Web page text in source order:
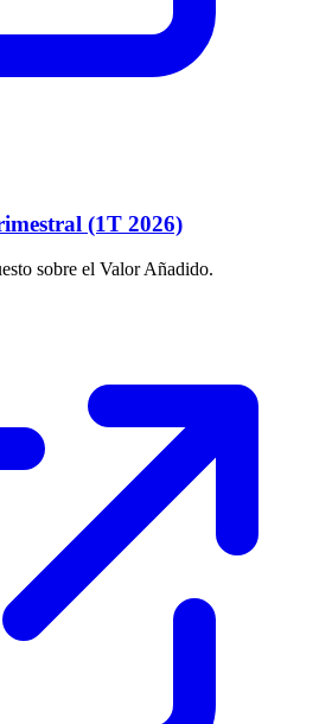
(1T 2026)
sobre el Valor Añadido.